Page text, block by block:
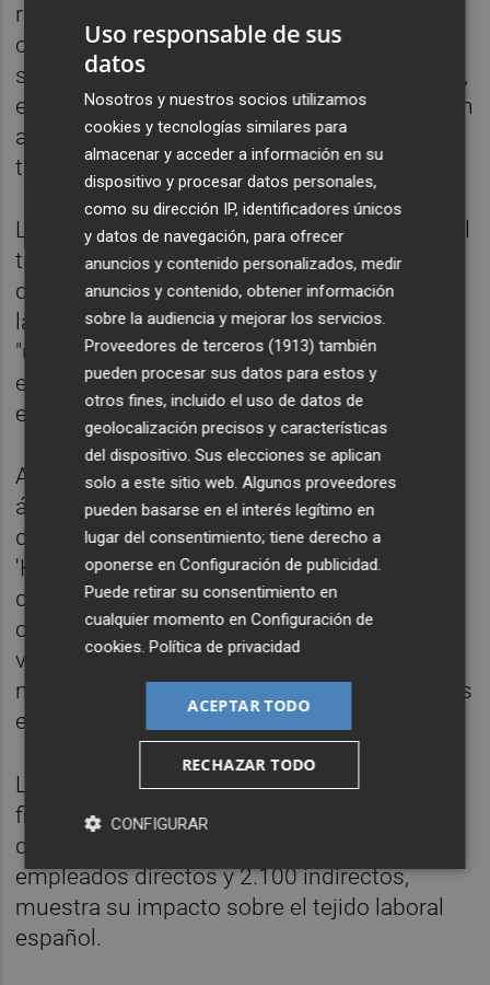
regional privado de España. El grupo cuenta
con otras cuatro líneas de negocio, la
servicios de apoyo a la gestión y consultoría,
el mantenimiento de aeronaves, la formación
aeronáutica y la gestión integral de
tripulaciones y programación.
La SEPI señala que la compañía es líder en el
transporte aéreo regional en España y una
de las cinco empresas más importantes de
la Comunitat Valenciana. Su actividad ejerce
"un papel muy relevante como motor
económico, generando valor añadido y
empleo".
Air Nostrum también es relevante en otras
áreas, al ser compañía alimentadora y
distribuidora de tráfico del grupo Iberia en el
'Hub' de Madrid. Además, contribuye al
desarrollo del turismo nacional y es
considerada "como una aerolínea
vertebradora de España en mercados
nichos, comunidades ultra periféricas y rutas
en Obligación de Servicio Público".
La cifra de negocio de la aerolínea se elevó a
finales de 2019 a 539 millones de euros, lo
que unido a su plantilla nacional de 1.400
empleados directos y 2.100 indirectos,
muestra su impacto sobre el tejido laboral
español.
Uso responsable de sus
datos
Nosotros y nuestros socios utilizamos
cookies y tecnologías similares para
almacenar y acceder a información en su
dispositivo y procesar datos personales,
como su dirección IP, identificadores únicos
y datos de navegación, para ofrecer
anuncios y contenido personalizados, medir
anuncios y contenido, obtener información
sobre la audiencia y mejorar los servicios.
Proveedores de terceros (1913) también
pueden procesar sus datos para estos y
otros fines, incluido el uso de datos de
geolocalización precisos y características
del dispositivo. Sus elecciones se aplican
solo a este sitio web. Algunos proveedores
pueden basarse en el interés legítimo en
lugar del consentimiento; tiene derecho a
oponerse enConfiguración de publicidad.
Puede retirar su consentimiento en
cualquier momento enConfiguración de
cookies.Política de privacidad
ACEPTAR TODO
RECHAZAR TODO
CONFIGURAR